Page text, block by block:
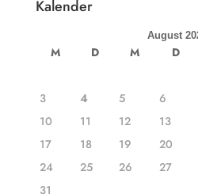
Kalender
August
M D M D
3
4 5 6
10
11 12 13
17
18 19 20
24
25 26 27
31